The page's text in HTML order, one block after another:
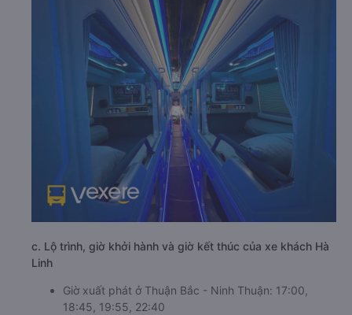
c. Lộ trình, giờ khởi hành và giờ kết thúc của xe khách Hà
Linh
Giờ xuất phát ở Thuận Bắc - Ninh Thuận: 17:00,
18:45, 19:55, 22:40